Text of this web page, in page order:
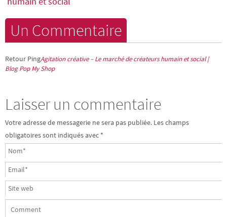
Un Commentaire
Retour PingAgitation créative – Le marché de créateurs humain et social |
Blog Pop My Shop
Laisser un commentaire
Votre adresse de messagerie ne sera pas publiée. Les champs
obligatoires sont indiqués avec *